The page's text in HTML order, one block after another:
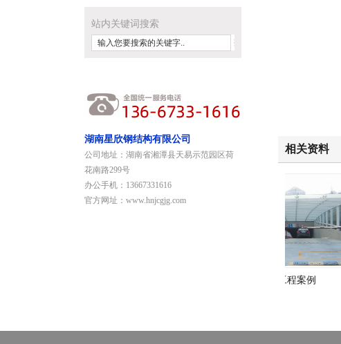
站内关键词搜索
湖南星欣钢结构有限公司
公司地址：湖南省湘潭县天易示范园区荷
花南路299号
办公手机：13667331616
官方网址：www.hnjcgjg.com
相关资料
钢结构工程案例